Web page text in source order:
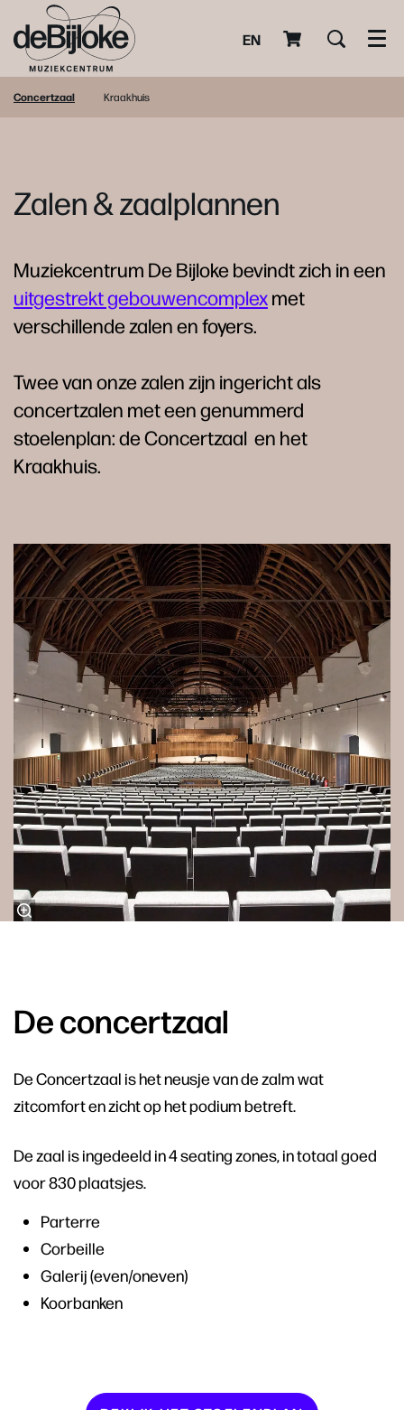
EN
Concertzaal Kraakhuis
Zalen & zaalplannen
Muziekcentrum De Bijloke bevindt zich in een
uitgestrekt gebouwencomplexmet
verschillende zalen en foyers.
Twee van onze zalen zijn ingericht als
concertzalen met een genummerd
stoelenplan: de Concertzaal en het
Kraakhuis.
De concertzaal
De Concertzaal is het neusje van de zalm wat
zitcomfort en zicht op het podium betreft.
De zaal is ingedeeld in 4 seating zones, in totaal goed
voor 830 plaatsjes.
Parterre
Corbeille
Galerij (even/oneven)
Koorbanken